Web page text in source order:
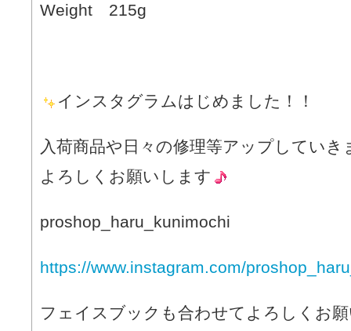
Weight 215g
インスタグラムはじめました！！
入荷商品や日々の修理等アップしてい
よろしくお願いします
proshop_haru_kunimochi
https://www.instagram.com/
フェイスブックも合わせてよろしくお